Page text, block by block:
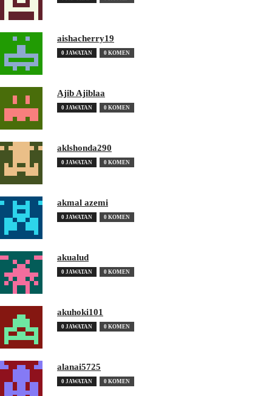
aishacherry19
0 JAWATAN 0 KOMEN
Ajib Ajiblaa
0 JAWATAN 0 KOMEN
aklshonda290
0 JAWATAN 0 KOMEN
akmal azemi
0 JAWATAN 0 KOMEN
akualud
0 JAWATAN 0 KOMEN
akuhoki101
0 JAWATAN 0 KOMEN
alanai5725
0 JAWATAN 0 KOMEN